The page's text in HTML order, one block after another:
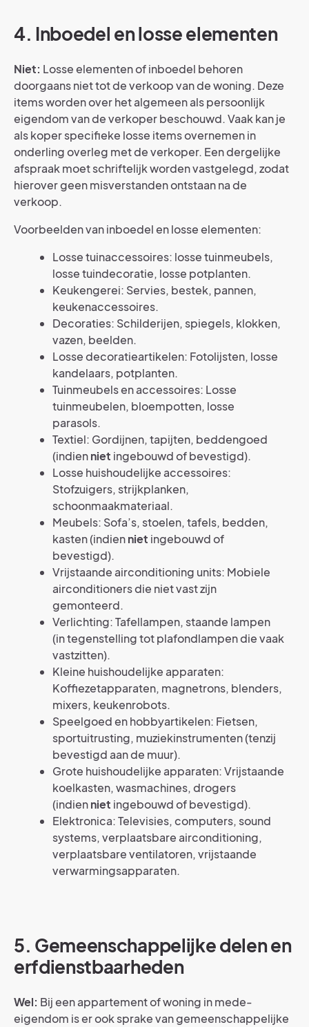
4. Inboedel en losse elementen
Niet: Losse elementen of inboedel behoren
doorgaans niet tot de verkoop van de woning. Deze
items worden over het algemeen als persoonlijk
eigendom van de verkoper beschouwd. Vaak kan je
als koper specifieke losse items overnemen in
onderling overleg met de verkoper. Een dergelijke
afspraak moet schriftelijk worden vastgelegd, zodat
hierover geen misverstanden ontstaan na de
verkoop.
Voorbeelden van inboedel en losse elementen:
Losse tuinaccessoires: losse tuinmeubels,
losse tuindecoratie, losse potplanten.
Keukengerei: Servies, bestek, pannen,
keukenaccessoires.
Decoraties: Schilderijen, spiegels, klokken,
vazen, beelden.
Losse decoratieartikelen: Fotolijsten, losse
kandelaars, potplanten.
Tuinmeubels en accessoires: Losse
tuinmeubelen, bloempotten, losse
parasols.
Textiel: Gordijnen, tapijten, beddengoed
(indienniet ingebouwd of bevestigd).
Losse huishoudelijke accessoires:
Stofzuigers, strijkplanken,
schoonmaakmateriaal.
Meubels: Sofa’s, stoelen, tafels, bedden,
kasten (indienniet ingebouwd of
bevestigd).
Vrijstaande airconditioning units: Mobiele
airconditioners die niet vast zijn
gemonteerd.
Verlichting: Tafellampen, staande lampen
(in tegenstelling tot plafondlampen die vaak
vastzitten).
Kleine huishoudelijke apparaten:
Koffiezetapparaten, magnetrons, blenders,
mixers, keukenrobots.
Speelgoed en hobbyartikelen: Fietsen,
sportuitrusting, muziekinstrumenten (tenzij
bevestigd aan de muur).
Grote huishoudelijke apparaten: Vrijstaande
koelkasten, wasmachines, drogers
(indienniet ingebouwd of bevestigd).
Elektronica: Televisies, computers, sound
systems, verplaatsbare airconditioning,
verplaatsbare ventilatoren, vrijstaande
verwarmingsapparaten.
5. Gemeenschappelijke delen en
erfdienstbaarheden
Wel: Bij een appartement of woning in mede-
eigendom is er ook sprake van gemeenschappelijke